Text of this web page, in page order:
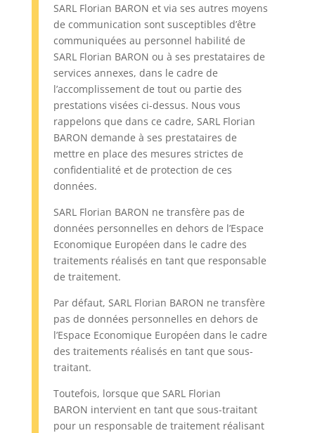
SARL Florian BARON et via ses autres moyens
de communication sont susceptibles d’être
communiquées au personnel habilité de
SARL Florian BARON ou à ses prestataires de
services annexes, dans le cadre de
l’accomplissement de tout ou partie des
prestations visées ci-dessus. Nous vous
rappelons que dans ce cadre, SARL Florian
BARON demande à ses prestataires de
mettre en place des mesures strictes de
confidentialité et de protection de ces
données.
SARL Florian BARON ne transfère pas de
données personnelles en dehors de l’Espace
Economique Européen dans le cadre des
traitements réalisés en tant que responsable
de traitement.
Par défaut, SARL Florian BARON ne transfère
pas de données personnelles en dehors de
l’Espace Economique Européen dans le cadre
des traitements réalisés en tant que sous-
traitant.
Toutefois, lorsque que SARL Florian
BARON intervient en tant que sous-traitant
pour un responsable de traitement réalisant